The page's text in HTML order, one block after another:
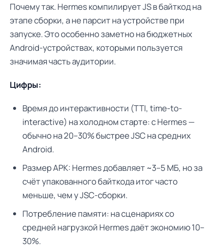
Почему так. Hermes компилирует JS в байткод на
этапе сборки, а не парсит на устройстве при
запуске. Это особенно заметно на бюджетных
Android-устройствах, которыми пользуется
значимая часть аудитории.
Цифры:
Время до интерактивности (TTI, time-to-
interactive) на холодном старте: с Hermes —
обычно на 20–30% быстрее JSC на средних
Android.
Размер APK: Hermes добавляет ~3–5 МБ, но за
счёт упакованного байткода итог часто
меньше, чем у JSC-сборки.
Потребление памяти: на сценариях со
средней нагрузкой Hermes даёт экономию 10–
30%.